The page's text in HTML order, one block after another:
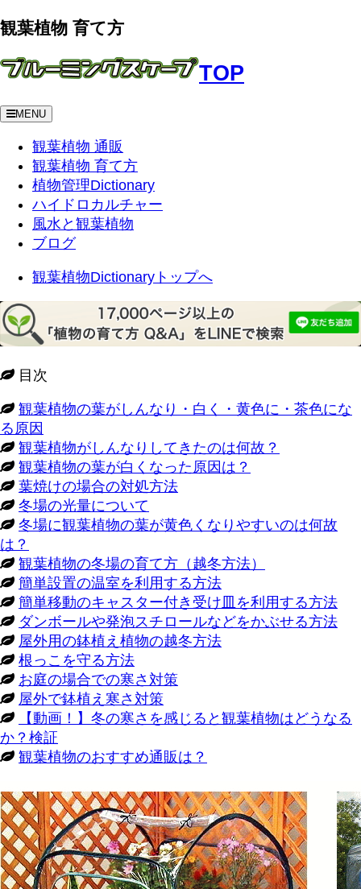
観葉植物 育て方
TOP
MENU
観葉植物 通販
観葉植物 育て方
植物管理Dictionary
ハイドロカルチャー
風水と観葉植物
ブログ
観葉植物Dictionaryトップへ
目次
観葉植物の葉がしんなり・白く・黄色に・茶色にな
る原因
観葉植物がしんなりしてきたのは何故？
観葉植物の葉が白くなった原因は？
葉焼けの場合の対処方法
冬場の光量について
冬場に観葉植物の葉が黄色くなりやすいのは何故
は？
観葉植物の冬場の育て方（越冬方法）
簡単設置の温室を利用する方法
簡単移動のキャスター付き受け皿を利用する方法
ダンボールや発泡スチロールなどをかぶせる方法
屋外用の鉢植え植物の越冬方法
根っこを守る方法
お庭の場合での寒さ対策
屋外で鉢植え寒さ対策
【動画！】冬の寒さを感じると観葉植物はどうなる
か？検証
観葉植物のおすすめ通販は？